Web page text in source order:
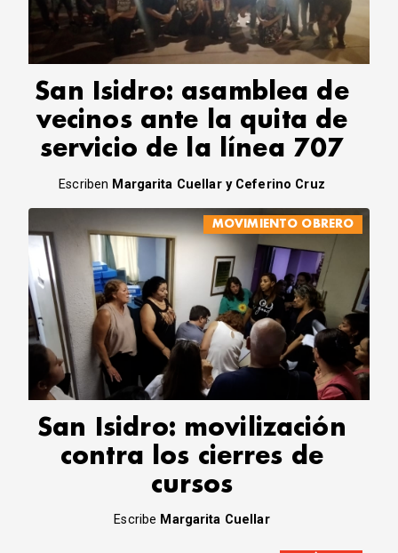
CORREO DE LECTORES
DEBATE
DECLARACIONES
OPINIÓN
ALTAMIRA RESPONDE
Política Obrera Revista
CONTACTO
San Isidro: asamblea de
vecinos ante la quita de
servicio de la línea 707
Escriben Margarita Cuellar y Ceferino Cruz
MOVIMIENTO OBRERO
San Isidro: movilización
contra los cierres de
cursos
Escribe Margarita Cuellar